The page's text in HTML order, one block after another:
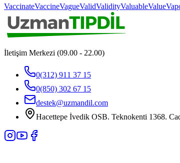
VaccinateVaccineVagueValidValidityValuableValue
İletişim Merkezi (09.00 - 22.00)
0(312) 911 37 15
0(850) 302 67 15
destek@uzmandil.com
Hacettepe İvedik OSB. Teknokenti 1368.